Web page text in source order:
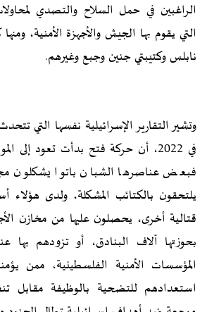
الراغبين في حمل السلاح والتصدي
التي يقوم بها الجيش والأجهزة الأمنية،
نابلس وكتيبتي جنين وجبع وغيرهم.
وتشير التقارير الإسرائيلية نفسها التي
في 2022، أن حركة فتح بدأت تعود إلى
فبعض عناصرها الشبان باتوا يشكلون
يلتحقون بالكتائب المشكلة، ولدى
قتالية أخرى، يحصلون عليها من مخازن
بحوزتها آلاف البنادق، أو تزودهم بها
المؤسسات الأمنية الفلسطينية، ممن
استعدادهم للتضحية بالوظيفة مقابل